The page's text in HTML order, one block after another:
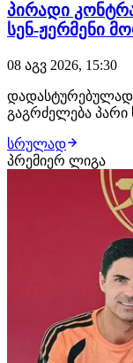
პირადი
სენ-ჟერმენი
08 აგვ 2026, 15:30
გაგრძელება პარი
შეთანხმებულია,
უახლოეს დღეებში
მოთხოვნით,
ტრანსფერზე
სრულად
პრემიერ ლიგა